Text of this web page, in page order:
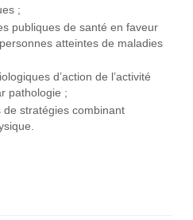
;
publiques de santé en faveur
atteintes de maladies
d’action de l’activité
pathologie ;
stratégies combinant